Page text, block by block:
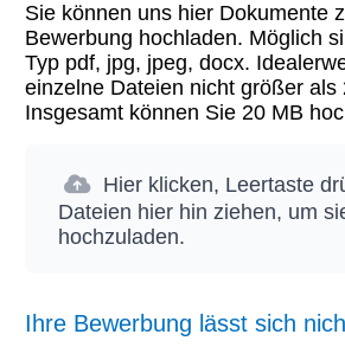
Sie können uns hier Dokumente
Bewerbung hochladen. Möglich
Typ pdf, jpg, jpeg, docx.
einzelne Dateien nicht größer als
Insgesamt können Sie 20 MB
Hier klicken, Leertaste
Dateien hier hin ziehen, um
hochzuladen.
Ihre Bewerbung lässt sich